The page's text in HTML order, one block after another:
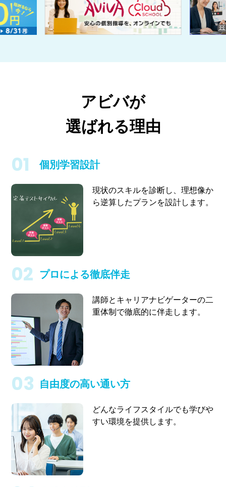
アビバが
選ばれる理由
個別学習設計
現状のスキルを診断し、理想像か
ら逆算したプランを設計します。
プロによる徹底伴走
講師とキャリアナビゲーターの二
重体制で徹底的に伴走します。
自由度の高い通い方
どんなライフスタイルでも学びや
すい環境を提供します。